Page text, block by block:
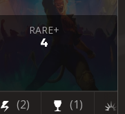
RARE+
4
(2) (1)